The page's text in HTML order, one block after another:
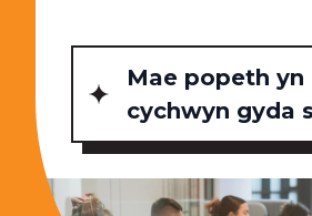
Mae popeth yn
cychwyn gyda